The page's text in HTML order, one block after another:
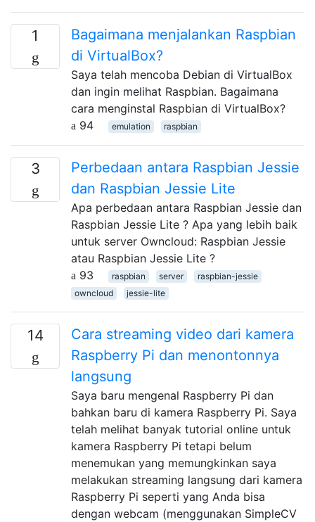
1
Bagaimana menjalankan Raspbian
di VirtualBox?
Saya telah mencoba Debian di VirtualBox
dan ingin melihat Raspbian. Bagaimana
cara menginstal Raspbian di VirtualBox?
94
emulation raspbian
3
Perbedaan antara Raspbian Jessie
dan Raspbian Jessie Lite
Apa perbedaan antara Raspbian Jessie dan
Raspbian Jessie Lite ? Apa yang lebih baik
untuk server Owncloud: Raspbian Jessie
atau Raspbian Jessie Lite ?
93
raspbian server
raspbian-jessie
owncloud
jessie-lite
14
Cara streaming video dari kamera
Raspberry Pi dan menontonnya
langsung
Saya baru mengenal Raspberry Pi dan
bahkan baru di kamera Raspberry Pi. Saya
telah melihat banyak tutorial online untuk
kamera Raspberry Pi tetapi belum
menemukan yang memungkinkan saya
melakukan streaming langsung dari kamera
Raspberry Pi seperti yang Anda bisa
dengan webcam (menggunakan SimpleCV